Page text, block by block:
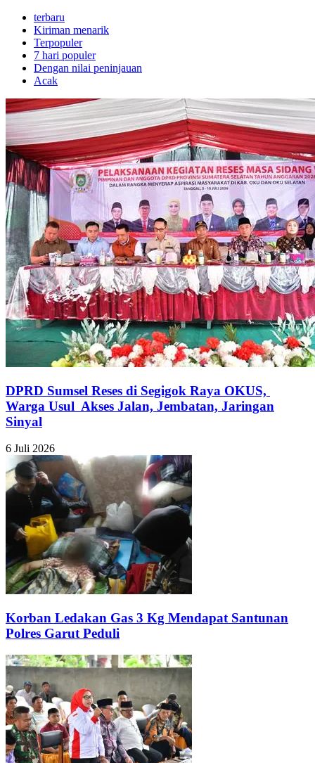
terbaru
Kiriman menarik
Terpopuler
7 hari populer
Dengan nilai peninjauan
Acak
DPRD Sumsel Reses di Segigok Raya OKUS,
Warga Usul Akses Jalan, Jembatan, Jaringan
Sinyal
6 Juli 2026
Korban Ledakan Gas 3 Kg Mendapat Santunan
Polres Garut Peduli